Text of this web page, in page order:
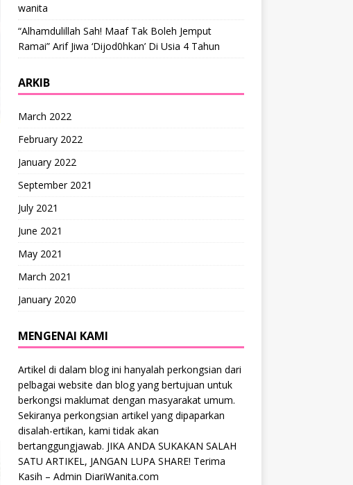
wanita
“Alhamdulillah Sah! Maaf Tak Boleh Jemput
Ramai” Arif Jiwa ‘Dijod0hkan’ Di Usia 4 Tahun
ARKIB
March 2022
February 2022
January 2022
September 2021
July 2021
June 2021
May 2021
March 2021
January 2020
MENGENAI KAMI
Artikel di dalam blog ini hanyalah perkongsian dari
pelbagai website dan blog yang bertujuan untuk
berkongsi maklumat dengan masyarakat umum.
Sekiranya perkongsian artikel yang dipaparkan
disalah-ertikan, kami tidak akan
bertanggungjawab. JIKA ANDA SUKAKAN SALAH
SATU ARTIKEL, JANGAN LUPA SHARE! Terima
Kasih – Admin DiariWanita.com